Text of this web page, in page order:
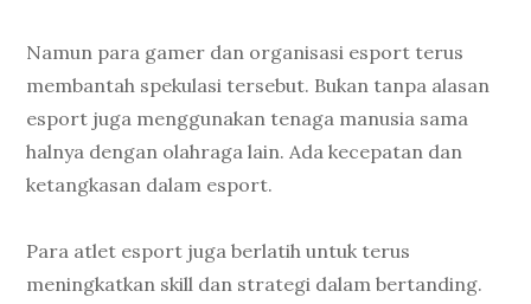
Namun para gamer dan organisasi esport terus
membantah spekulasi tersebut. Bukan tanpa alasan
esport juga menggunakan tenaga manusia sama
halnya dengan olahraga lain. Ada kecepatan dan
ketangkasan dalam esport.
Para atlet esport juga berlatih untuk terus
meningkatkan skill dan strategi dalam bertanding.